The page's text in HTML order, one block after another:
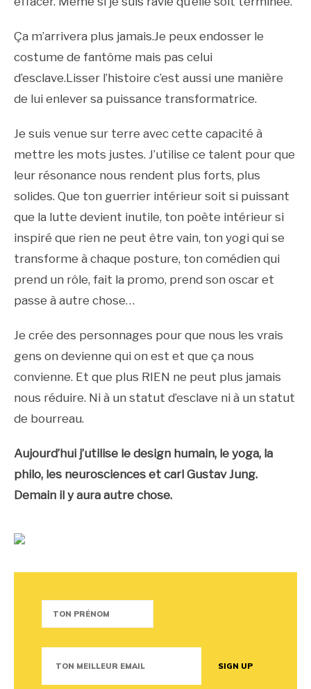
Ça m’arrivera plus jamais.Je peux endosser le
costume de fantôme mais pas celui
d’esclave.Lisser l’histoire c’est aussi une manière
de lui enlever sa puissance transformatrice.
Je suis venue sur terre avec cette capacité à
mettre les mots justes. J’utilise ce talent pour que
leur résonance nous rendent plus forts, plus
solides. Que ton guerrier intérieur soit si puissant
que la lutte devient inutile, ton poète intérieur si
inspiré que rien ne peut être vain, ton yogi qui se
transforme à chaque posture, ton comédien qui
prend un rôle, fait la promo, prend son oscar et
passe à autre chose…
Je crée des personnages pour que nous les vrais
gens on devienne qui on est et que ça nous
convienne. Et que plus RIEN ne peut plus jamais
nous réduire. Ni à un statut d’esclave ni à un statut
de bourreau.
Aujourd’hui j’utilise le design humain, le yoga, la
philo, les neurosciences et carl Gustav Jung.
Demain il y aura autre chose.